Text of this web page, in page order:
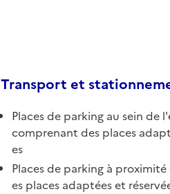
Transport et
Places de parking au sein de
comprenant des places
es
Places de parking à
es places adaptées et